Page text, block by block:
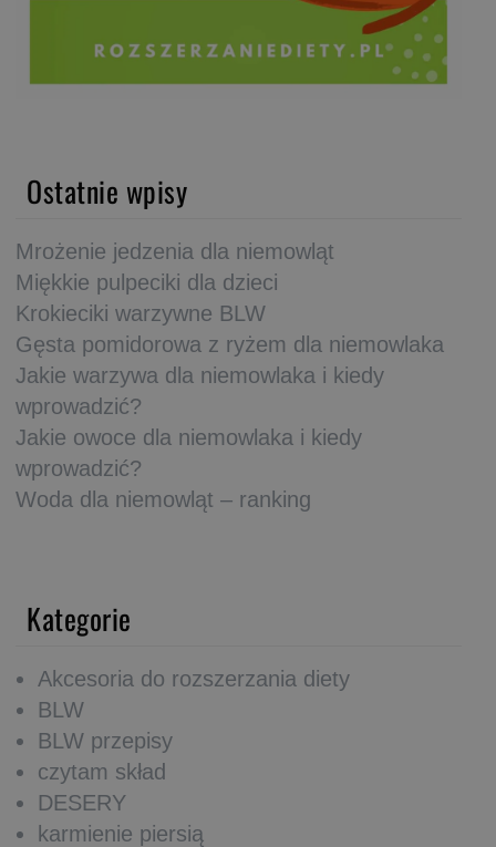
Ostatnie wpisy
Mrożenie jedzenia dla niemowląt
Miękkie pulpeciki dla dzieci
Krokieciki warzywne BLW
Gęsta pomidorowa z ryżem dla niemowlaka
Jakie warzywa dla niemowlaka i kiedy
wprowadzić?
Jakie owoce dla niemowlaka i kiedy
wprowadzić?
Woda dla niemowląt – ranking
Kategorie
Akcesoria do rozszerzania diety
BLW
BLW przepisy
czytam skład
DESERY
karmienie piersią